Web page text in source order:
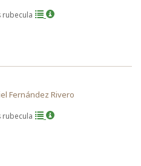
rubecula
Fernández Rivero
rubecula